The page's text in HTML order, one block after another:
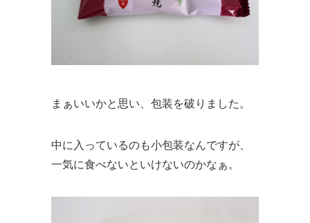
まぁいいかと思い、包装を破りました。
中に入っているのも小包装なんですが、
一気に食べないといけないのかなぁ。